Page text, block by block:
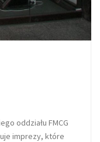
oddziału FMCG
imprezy, które